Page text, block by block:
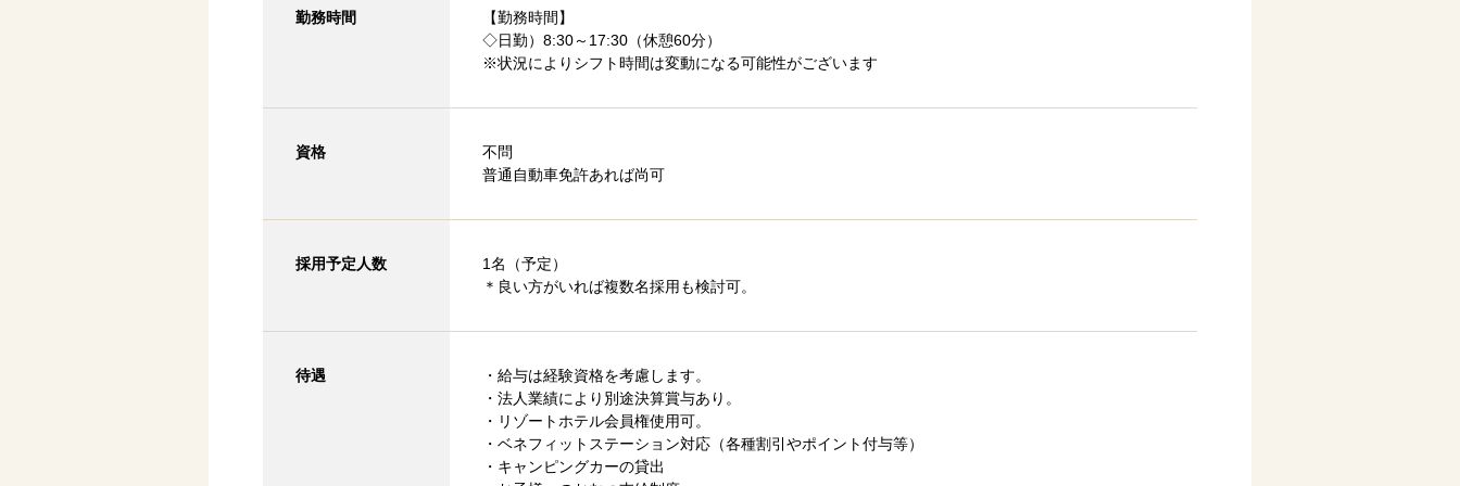
勤務時間
【勤務時間】
◇日勤）8:30～17:30（休憩60分）
※状況によりシフト時間は変動になる可能性がございます
資格
不問
普通自動車免許あれば尚可
採用予定人数
1名（予定）
＊良い方がいれば複数名採用も検討可。
待遇
・給与は経験資格を考慮します。
・法人業績により別途決算賞与あり。
・リゾートホテル会員権使用可。
・ベネフィットステーション対応（各種割引やポイント付与等）
・キャンピングカーの貸出